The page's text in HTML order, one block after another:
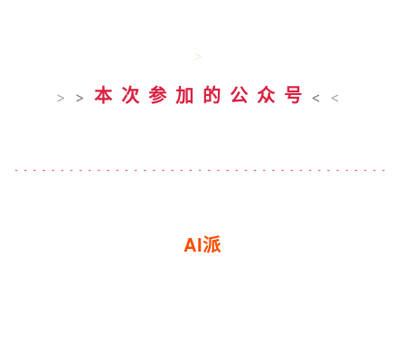
>
> > 本次参加的公众号 < <
AI派